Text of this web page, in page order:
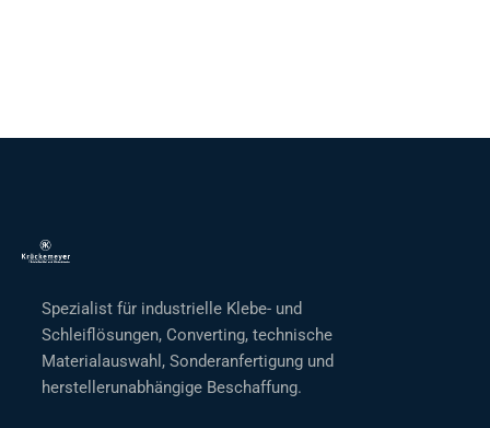
Spezialist für industrielle Klebe- und
Schleiflösungen, Converting, technische
Materialauswahl, Sonderanfertigung und
herstellerunabhängige Beschaffung.